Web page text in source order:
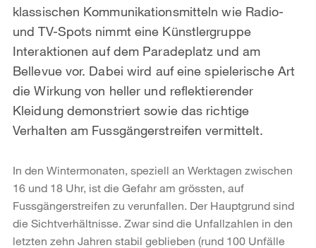
klassischen Kommunikationsmitteln wie Radio-
und TV-Spots nimmt eine Künstlergruppe
Interaktionen auf dem Paradeplatz und am
Bellevue vor. Dabei wird auf eine spielerische Art
die Wirkung von heller und reflektierender
Kleidung demonstriert sowie das richtige
Verhalten am Fussgängerstreifen vermittelt.
In den Wintermonaten, speziell an Werktagen zwischen
16 und 18 Uhr, ist die Gefahr am grössten, auf
Fussgängerstreifen zu verunfallen. Der Hauptgrund sind
die Sichtverhältnisse. Zwar sind die Unfallzahlen in den
letzten zehn Jahren stabil geblieben (rund 100 Unfälle